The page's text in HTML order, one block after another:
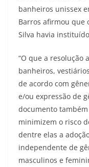
banheiros unissex
Barros afirmou que
Silva havia
“O que a resolução
banheiros,
de acordo com
e/ou expressão de
documento
minimizem o risco
dentre elas a
independente de
masculinos e